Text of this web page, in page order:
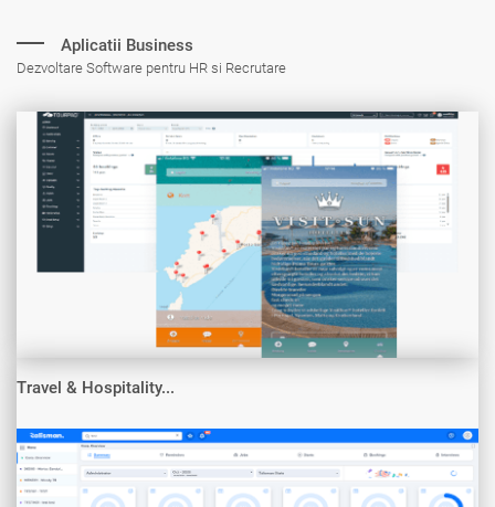
Aplicatii Business
Dezvoltare Software pentru HR si Recrutare
Travel & Hospitality...